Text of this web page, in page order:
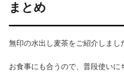
まとめ
無印の水出し麦茶をご紹介しまし
お食事にも合うので、普段使いに